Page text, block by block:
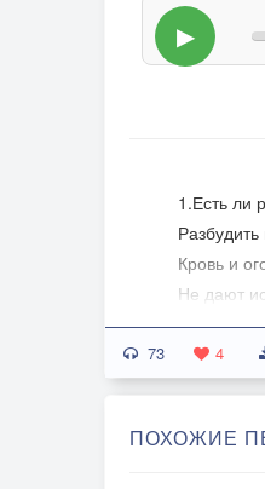
▶
1.Есть ли
Кровь и
Не дают
Холод и
В
Пр-в:
73 4
ПОХОЖИЕ